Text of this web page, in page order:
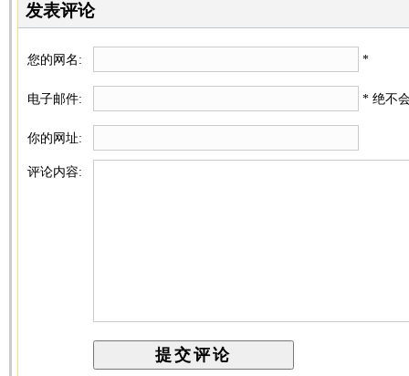
发表评论
您的网名: *
电子邮件: * 绝不
你的网址:
评论内容: